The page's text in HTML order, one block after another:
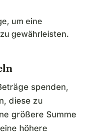
um eine
gewährleisten.
spenden,
diese zu
größere Summe
höhere